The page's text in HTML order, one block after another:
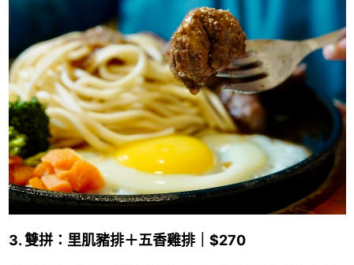
3. 雙拼：里肌豬排＋五香雞排｜$270